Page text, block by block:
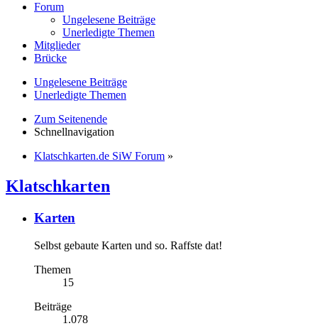
Forum
Ungelesene Beiträge
Unerledigte Themen
Mitglieder
Brücke
Ungelesene Beiträge
Unerledigte Themen
Zum Seitenende
Schnellnavigation
Klatschkarten.de SiW Forum »
Klatschkarten
Karten
Selbst gebaute Karten und so. Raffste dat!
Themen
15
Beiträge
1.078